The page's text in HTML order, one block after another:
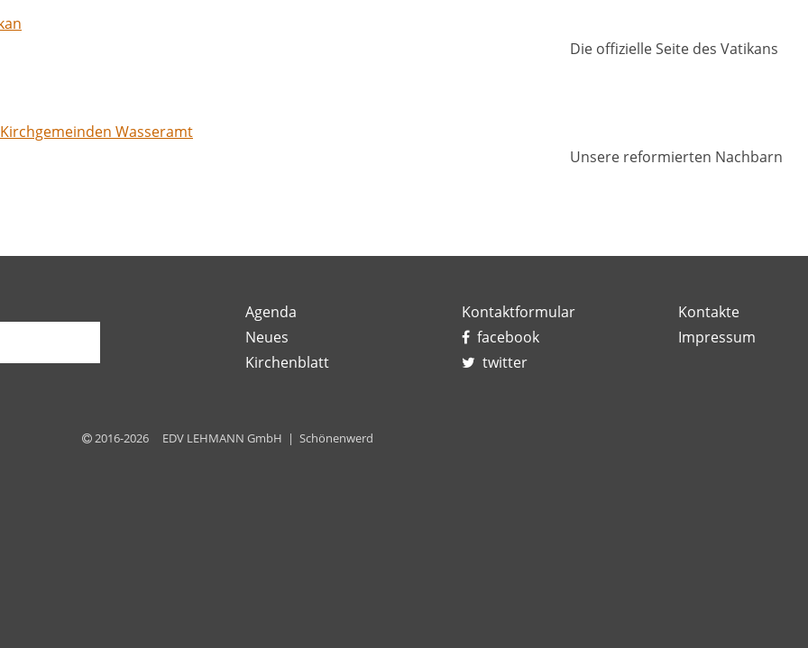
Die offizielle Seite des Vatikans
Unsere reformierten Nachbarn
Wasseramt
Agenda
Neues
Kirchenblatt
Kontaktformular
facebook
twitter
Kontakte
Impressum
2016-2026 EDV LEHMANN GmbH | Schönenwerd